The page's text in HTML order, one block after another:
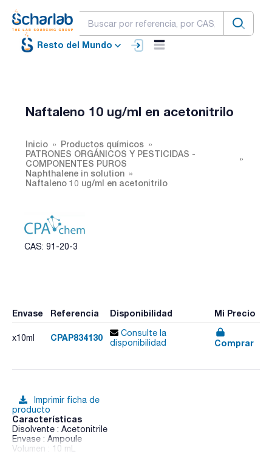
Resto del Mundo
Naftaleno 10 ug/ml en acetonitrilo
Inicio
Productos químicos
PATRONES ORGÁNICOS Y PESTICIDAS -
COMPONENTES PUROS
Naphthalene in solution
Naftaleno 10 ug/ml en acetonitrilo
CAS: 91-20-3
Envase Referencia Disponibilidad Mi Precio
x10ml CPAP834130
Consulte la
disponibilidad
Comprar
Imprimir ficha de
producto
Características
Disolvente : Acetonitrile
Envase : Ampoule
Volumen : 10 mL